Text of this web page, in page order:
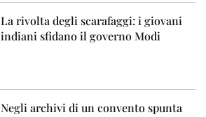
La rivolta degli scarafaggi: i giovani
indiani sfidano il governo Modi
Negli archivi di un convento spunta